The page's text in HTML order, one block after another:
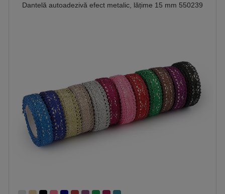
Dantelă autoadezivă efect metalic, lățime 15 mm 550239